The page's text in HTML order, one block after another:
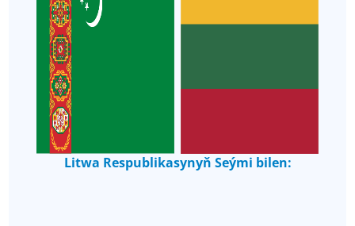
Litwa Respublikasynyň Seými bilen: